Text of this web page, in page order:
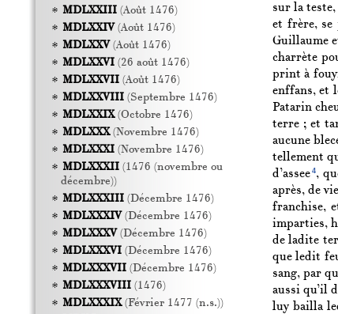
sur la
et frère, se
Guillaume
charrète
print à
enffans, et
Patarin
terre ; et
aucune
tellement
d’assee 4,
après, de
franchise,
imparties,
de ladite
que ledit
sang, par
aussi qu’il
luy bailla
MDLXXIII(Août 1476)
MDLXXIV(Août 1476)
MDLXXV(Août 1476)
MDLXXVI(26 août 1476)
MDLXXVII(Août 1476)
MDLXXVIII(Septembre 1476)
MDLXXIX(Octobre 1476)
MDLXXX(Novembre 1476)
MDLXXXI(Novembre 1476)
MDLXXXII(1476 (novembre ou
décembre))
MDLXXXIII(Décembre 1476)
MDLXXXIV(Décembre 1476)
MDLXXXV(Décembre 1476)
MDLXXXVI(Décembre 1476)
MDLXXXVII(Décembre 1476)
MDLXXXVIII(1476)
MDLXXXIX(Février 1477 (n.s.))